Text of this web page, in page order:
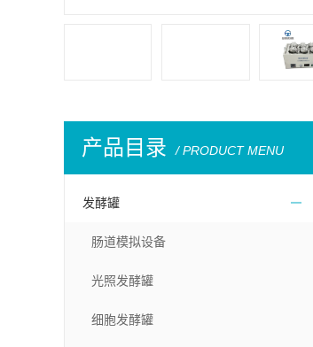
产品目录 / PRODUCT MENU
发酵罐
肠道模拟设备
光照发酵罐
细胞发酵罐